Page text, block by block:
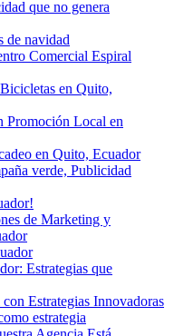
que no genera
de navidad
Comercial Espiral
en Quito,
Promoción Local en
en Quito, Ecuador
verde, Publicidad
de Marketing y
Estrategias que
Estrategias Innovadoras
estrategia